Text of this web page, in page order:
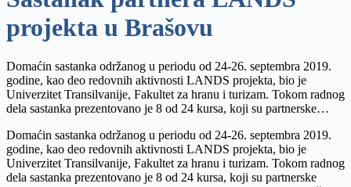
projekta u Brašovu
Domaćin sastanka održanog u periodu od 24-26. septembra 2019.
godine, kao deo redovnih aktivnosti LANDS projekta, bio je
Univerzitet Transilvanije, Fakultet za hranu i turizam. Tokom radnog
dela sastanka prezentovano je 8 od 24 kursa, koji su partnerske
implementacija kurseva na terotoriji Srbije i Bosne i Hercegovine, u
okviru koje će visoko-obrazovne institucije u saradnji sa razvojnim
agencijama koje učestvuju u projektu, realizovati treninge u skaldu
sa iskazanim potrebama aktera agroturizma u obe zemlјe. Paralelno
Domaćin sastanka održanog u periodu od 24-26. septembra 2019.
godine, kao deo redovnih aktivnosti LANDS projekta, bio je
Univerzitet Transilvanije, Fakultet za hranu i turizam. Tokom radnog
dela sastanka prezentovano je 8 od 24 kursa, koji su partnerske